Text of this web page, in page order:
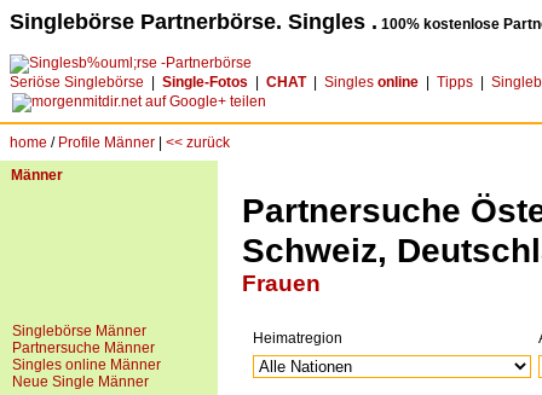
Singlebörse Partnerbörse. Singles . 100% kostenlose
Seriöse Singlebörse Single-Fotos CHAT| Singles online Tipps
home / Profile Männer
<< zurück
Männer
Singlebörse Männer
Partnersuche Männer
Singles online Männer
Neue Single Männer
Partnersuche
Schweiz,
Frauen
Heimatregion